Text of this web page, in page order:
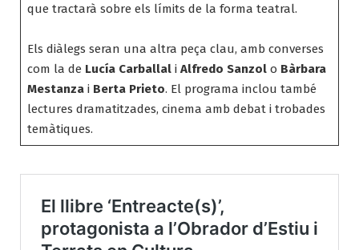
que tractarà sobre els límits de la forma teatral.
Els diàlegs seran una altra peça clau, amb converses
com la de Lucía Carballali Alfredo Sanzolo Bàrbara
Mestanzai Berta Prieto. El programa inclou també
lectures dramatitzades, cinema amb debat i trobades
temàtiques.